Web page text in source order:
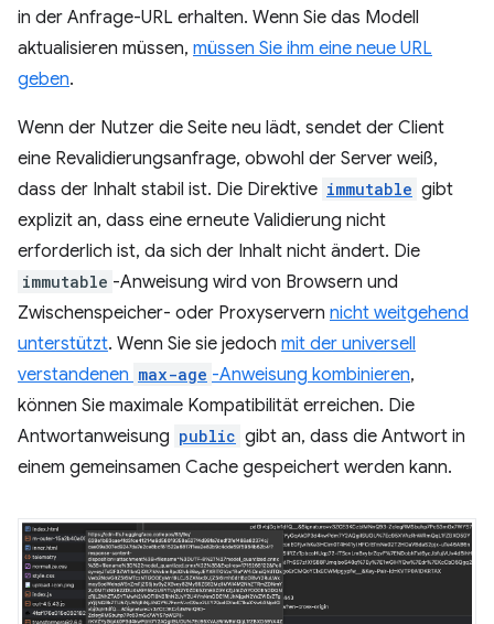
in der Anfrage-URL erhalten. Wenn Sie das Modell
aktualisieren müssen, müssen Sie ihm eine neue URL
geben.
Wenn der Nutzer die Seite neu lädt, sendet der Client
eine Revalidierungsanfrage, obwohl der Server weiß,
dass der Inhalt stabil ist. Die Direktive immutable gibt
explizit an, dass eine erneute Validierung nicht
erforderlich ist, da sich der Inhalt nicht ändert. Die
immutable -Anweisung wird von Browsern und
Zwischenspeicher- oder Proxyservern nicht weitgehend
unterstützt. Wenn Sie sie jedoch mit der universell
verstandenen max-age -Anweisung kombinieren,
können Sie maximale Kompatibilität erreichen. Die
Antwortanweisung public gibt an, dass die Antwort in
einem gemeinsamen Cache gespeichert werden kann.